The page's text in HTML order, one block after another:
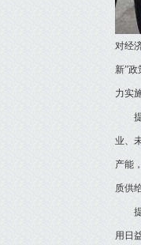
对经
新”
力实
业、
产能
质供
用日